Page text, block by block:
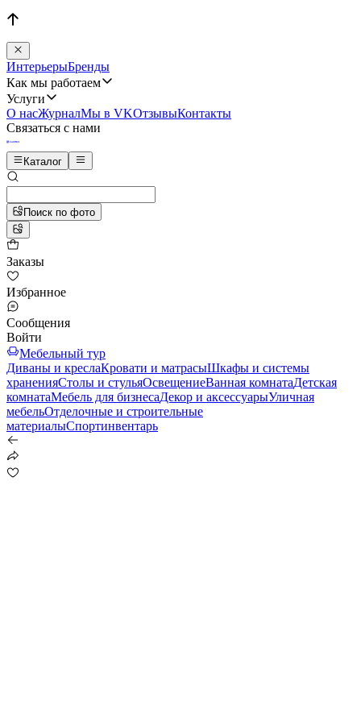
ИнтерьерыБренды
Как мы работаем
Услуги
О насЖурналМы в VKОтзывыКонтакты
Связаться с нами
Каталог
Поиск по фото
Заказы
Избранное
Сообщения
Войти
Мебельный тур
Диваны и креслаКровати и матрасыШкафы и системы
храненияСтолы и стульяОсвещениеВанная комнатаДетская
комнатаМебель для бизнесаДекор и аксессуарыУличная
мебельОтделочные и строительные
материалыСпортинвентарь